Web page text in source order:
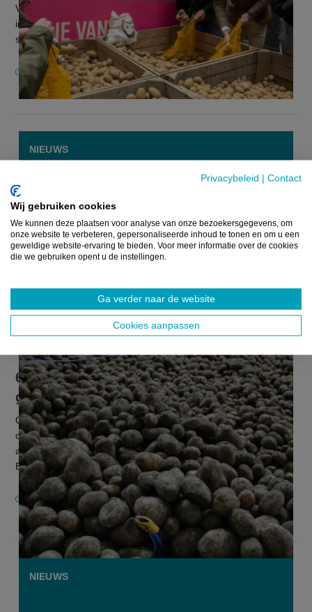
Privacybeleid | Contact
Wij gebruiken cookies
We kunnen deze plaatsen voor analyse van onze bezoekersgegevens, om
onze website te verbeteren, gepersonaliseerde inhoud te tonen en om u een
geweldige website-ervaring te bieden. Voor meer informatie over de cookies
die we gebruiken opent u de instellingen.
Ga verder naar de website
Cookies aanpassen
Vlaanderen één of meerdere producentenorganisaties komen
in de aardappelsector. Die moeten landbouwers helpen om
samen te onde...
19 APRIL 2026
60 aardappeltelers nemen deel aan
grote aardappelactie op 18 april
Op 60 landbouwbedrijven in heel Vlaanderen kunnen
consumenten op zaterdag 18 april tegen een voordelige prijs
aardappelen kopen. De actie is op touw gezet door ABS,
Belgapom, Belpotato.be, B...
16 APRIL 2026
NIEUWS
NIEUWS